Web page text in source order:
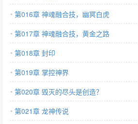
第016章 神魂融合技，幽冥白虎
第017章 神魂融合技，黄金之路
第018章 封印
第019章 掌控神界
第020章 毁灭的尽头是创造？
第021章 龙神传说